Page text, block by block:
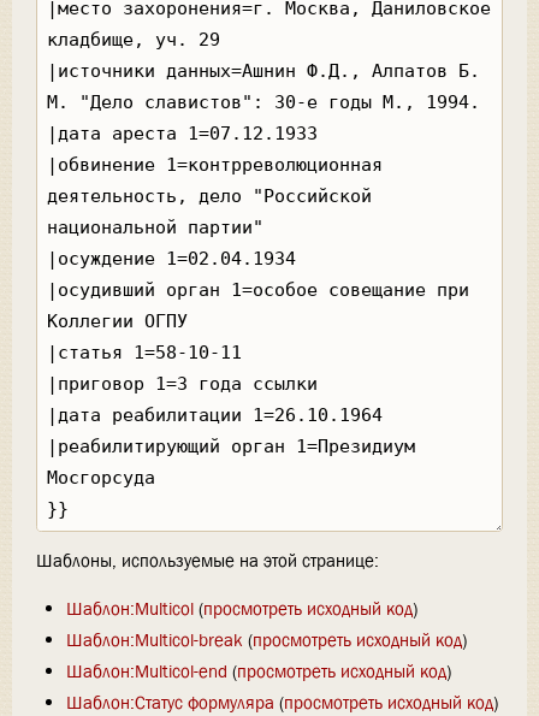
Шаблоны, используемые на этой странице:
Шаблон:Multicol(просмотреть исходный код)
Шаблон:Multicol-break (просмотреть исходный код)
Шаблон:Multicol-end (просмотреть исходный код)
Шаблон:Статус формуляра (просмотреть исходный код)